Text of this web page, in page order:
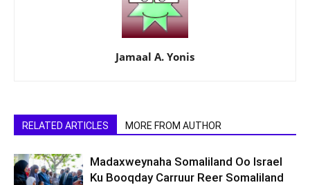
Jamaal A. Yonis
RELATED ARTICLES MORE FROM AUTHOR
Madaxweynaha Somaliland Oo Israel
Ku Booqday Carruur Reer Somaliland